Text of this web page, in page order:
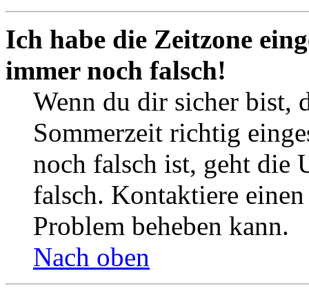
Ich habe die Zeitzone
immer noch falsch!
Wenn du dir sicher bist,
Sommerzeit richtig
noch falsch ist, geht die
falsch. Kontaktiere
Problem beheben kann.
Nach oben